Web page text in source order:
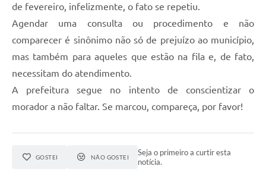
de fevereiro, infelizmente, o fato se repetiu.
Agendar uma consulta ou procedimento e não
comparecer é sinônimo não só de prejuízo ao município,
mas também para aqueles que estão na fila e, de fato,
necessitam do atendimento.
A prefeitura segue no intento de conscientizar o
morador a não faltar. Se marcou, compareça, por favor!
GOSTEI NÃO GOSTEI
Seja o primeiro a curtir esta
notícia.